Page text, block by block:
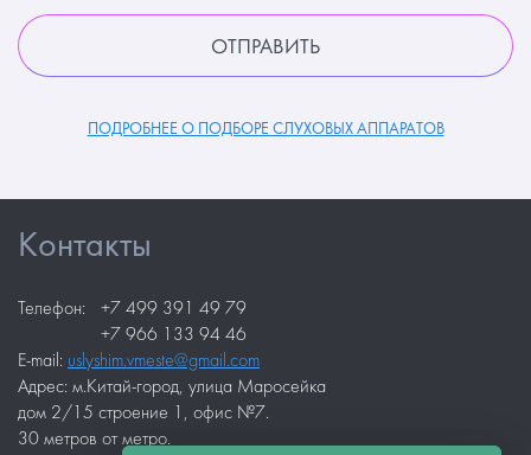
ПОДРОБНЕЕ О ПОДБОРЕ СЛУХОВЫХ АППАРАТОВ
Контакты
Телефон:
+7 499 391 49 79
+7 966 133 94 46
E-mail: uslyshim.vmeste@gmail.com
Адрес: м.Китай-город, улица Маросейка
дом 2/15 строение 1, офис №7.
30 метров от метро.